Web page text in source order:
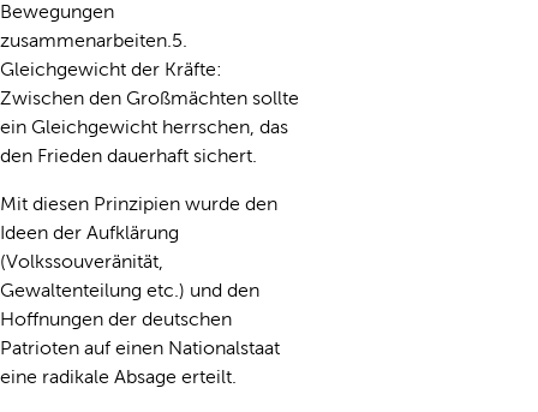
Bewegungen
zusammenarbeiten.5.
Gleichgewicht der Kräfte:
Zwischen den Großmächten sollte
ein Gleichgewicht herrschen, das
den Frieden dauerhaft sichert.
Mit diesen Prinzipien wurde den
Ideen der Aufklärung
(Volkssouveränität,
Gewaltenteilung etc.) und den
Hoffnungen der deutschen
Patrioten auf einen Nationalstaat
eine radikale Absage erteilt.